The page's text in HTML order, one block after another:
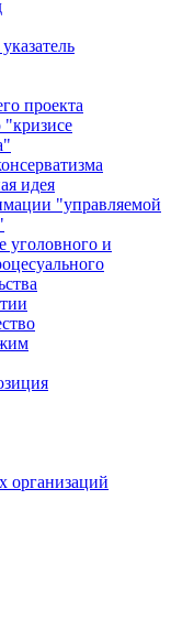
проекта
"кризисе
идея
"управляемой
уголовного и
организаций